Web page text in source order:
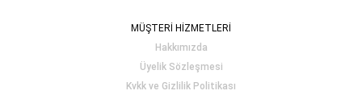
MÜŞTERİ HİZMETLERİ
Hakkımızda
Üyelik Sözleşmesi
Kvkk ve Gizlilik Politikası